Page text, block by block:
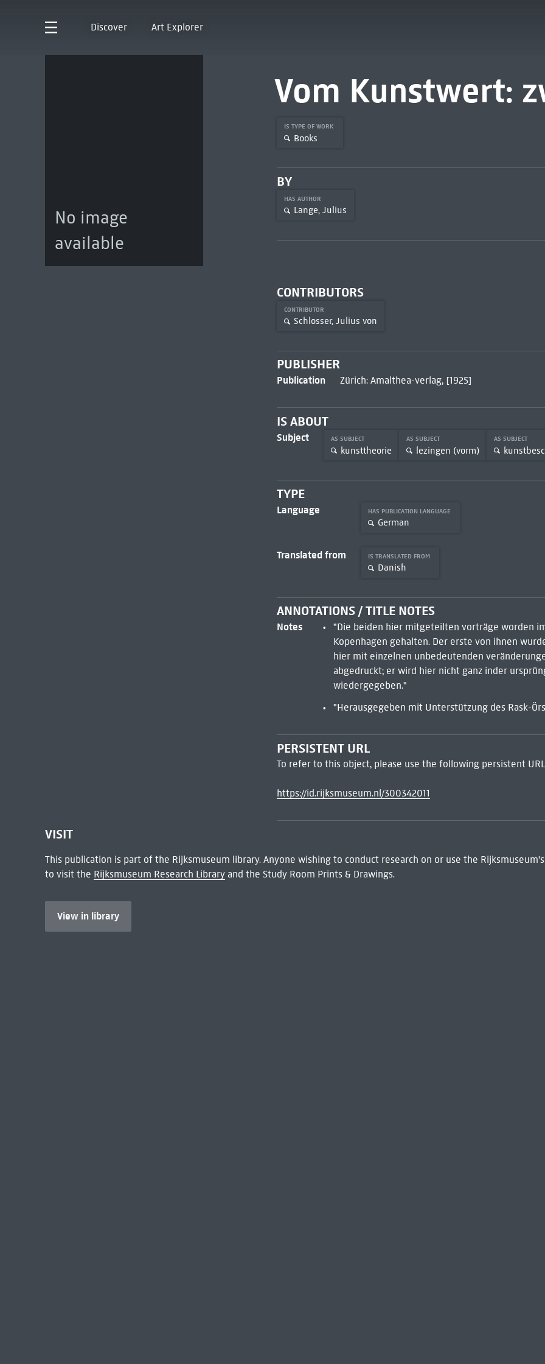
Discover Art Explorer
No image
available
Vom Kunstwert:
IS TYPE OF WORK
Books
BY
HAS AUTHOR
Lange, Julius
CONTRIBUTORS
CONTRIBUTOR
Schlosser, Julius von
PUBLISHER
Publication Zürich: Amalthea-verlag, [1925]
IS ABOUT
Subject AS SUBJECT
kunsttheorie
AS SUBJECT
lezingen (vorm)
AS SUBJECT
TYPE
Language HAS PUBLICATION LANGUAGE
German
Translated from IS TRANSLATED FROM
Danish
ANNOTATIONS / TITLE NOTES
Notes
"Die beiden hier mitgeteilten vorträge worden
Kopenhagen gehalten. Der erste von ihnen
hier mit einzelnen unbedeutenden
abgedruckt; er wird hier nicht ganz inder
wiedergegeben."
"Herausgegeben mit Unterstützung des Rask-
PERSISTENT URL
To refer to this object, please use the following persistent
https://id.rijksmuseum.nl/300342011
VISIT
This publication is part of the Rijksmuseum library. Anyone wishing to conduct research on or use the
to visit the Rijksmuseum Research Libraryand the Study Room Prints & Drawings.
View in library